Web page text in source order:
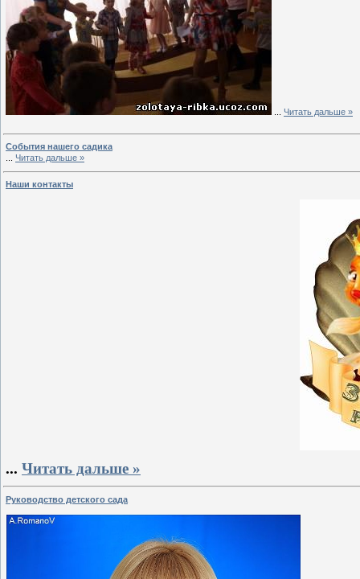
Читать дальше »
События нашего садика
Читать дальше »
Наши контакты
... Читать дальше »
Руководство детского сада